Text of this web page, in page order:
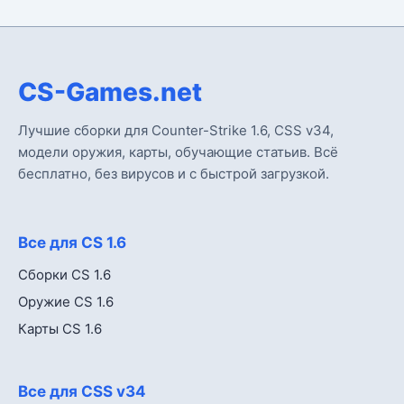
CS-Games.net
Лучшие сборки для Counter-Strike 1.6, CSS v34,
модели оружия, карты, обучающие статьив. Всё
бесплатно, без вирусов и с быстрой загрузкой.
Все для CS 1.6
Сборки CS 1.6
Оружие CS 1.6
Карты CS 1.6
Все для CSS v34